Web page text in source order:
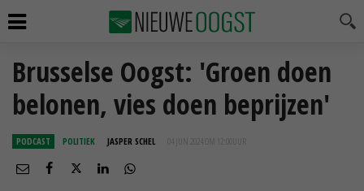
Brusselse Oogst: 'Groen doen
belonen, vies doen beprijzen'
PODCAST POLITIEK JASPER SCHEL 04 JUN 2024 OM 12:00